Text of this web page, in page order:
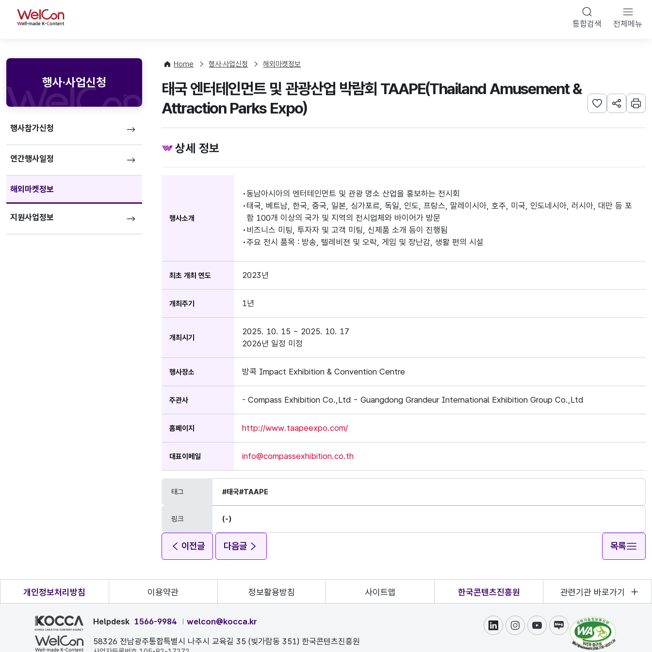
WelCon 통합검색 전체메뉴
행사·사업신청
행사참가신청
연간행사일정
해외마켓정보
지원사업정보
Home 행사·사업신청 해외마켓정보
태국 엔터테인먼트 및 관광산업 박람회 TAAPE(Thailand Amusement &
Attraction Parks Expo)
관심사 등록하기
URL 공유하
인쇄
상세 정보
행사소개
동남아시아의 엔터테인먼트 및 관광 명소 산업을 홍보하는 전시회
태국, 베트남, 한국, 중국, 일본, 싱가포르, 독일, 인도, 프랑스, 말레이시아, 호주, 미국, 인도네시아, 러시아, 대만 등 포
함 100개 이상의 국가 및 지역의 전시업체와 바이어가 방문
비즈니스 미팅, 투자자 및 고객 미팅, 신제품 소개 등이 진행됨
주요 전시 품목 : 방송, 텔레비젼 및 오락, 게임 및 장난감, 생활 편의 시설
최초 개최 연도 2023년
개최주기 1년
개최시기
2025. 10. 15 ~ 2025. 10. 17
2026년 일정 미정
행사장소 방콕 Impact Exhibition & Convention Centre
주관사 - Compass Exhibition Co.,Ltd - Guangdong Grandeur International Exhibition Group Co.,Ltd
홈페이지 http://www.taapeexpo.com/
대표이메일 info@compassexhibition.co.th
태그 #태국#TAAPE
링크 (-)
이전글 다음글 목록
개인정보처리방침 이용약관 정보활용방침 사이트맵 한국콘텐츠진흥원 관련기관 바로가기
Helpdesk 1566-9984 welcon@kocca.kr
58326 전남광주통합특별시 나주시 교육길 35 (빛가람동 351) 한국콘텐츠진흥원
링크드인인스타그램
유튜브블로그